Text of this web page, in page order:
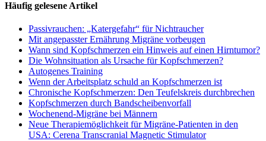
Häufig gelesene Artikel
Passivrauchen: „Katergefahr“ für Nichtraucher
Mit angepasster Ernährung Migräne vorbeugen
Wann sind Kopfschmerzen ein Hinweis auf einen Hirntumor?
Die Wohnsituation als Ursache für Kopfschmerzen?
Autogenes Training
Wenn der Arbeitsplatz schuld an Kopfschmerzen ist
Chronische Kopfschmerzen: Den Teufelskreis durchbrechen
Kopfschmerzen durch Bandscheibenvorfall
Wochenend-Migräne bei Männern
Neue Therapiemöglichkeit für Migräne-Patienten in den
USA: Cerena Transcranial Magnetic Stimulator